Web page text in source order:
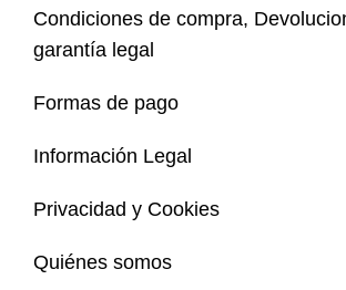
Condiciones de compra,
garantía legal
Formas de pago
Información Legal
Privacidad y Cookies
Quiénes somos